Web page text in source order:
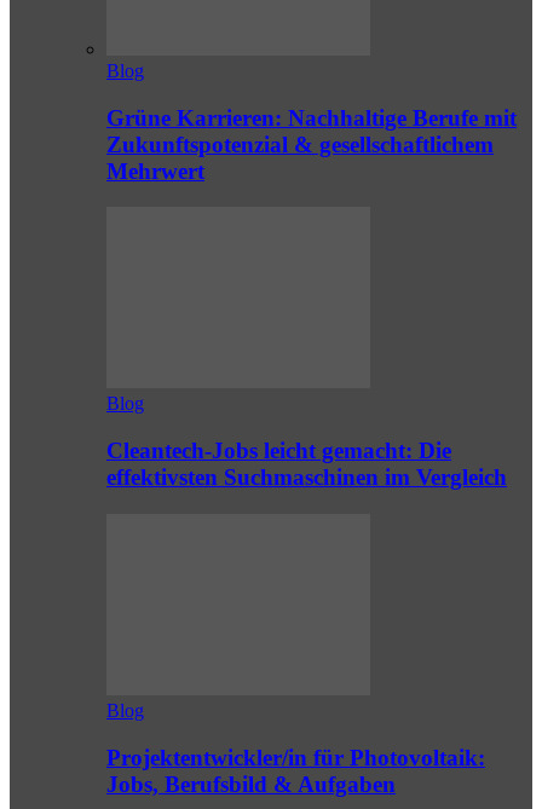
Blog
Grüne Karrieren: Nachhaltige Berufe mit
Zukunftspotenzial & gesellschaftlichem
Mehrwert
Blog
Cleantech-Jobs leicht gemacht: Die
effektivsten Suchmaschinen im Vergleich
Blog
Projektentwickler/in für Photovoltaik:
Jobs, Berufsbild & Aufgaben